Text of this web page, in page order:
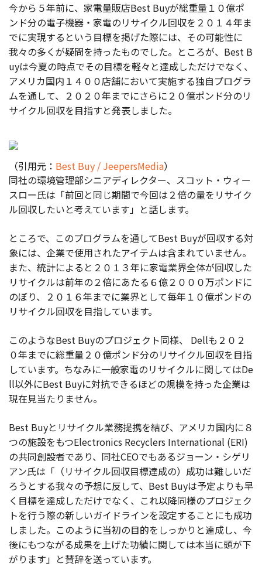
03-6432-0346
電話受付：平日 10:00~17:00
お問い合わせ
今から５年前に、家電量販店Best Buyが総重量１０億ポ
ンド分の電子機器・家電のリサイクル回収を ２０１４年ま
でに実現するという目標を掲げた際には、その可能性に
我々の多くが疑問を持ったものでした。ところが、Best B
uyは今夏の時点でその目標を軽々と達成しただけでなく、
アメリカ国内１４００店舗において実施する独自プログラ
ムを通して、２０２０年までにさらに２０億ポンド分のリ
サイクル回収を目指すと発表しました。
（引用元： Best Buy / JeepersMedia）
同社の環境管理部シニアディレクター、スコット・ウィー
スロー氏は「前回と同じ期間で今回は２倍の量をリサイク
ル回収したいと考えています」と話します。
ところで、このプログラムを通してBest Buyが回収する対
象には、企業で使用されたアイテムは含まれていません。
また、統計によると２０１３年に家電業界全体が回収した
リサイクルは前年の２倍にあたる６億２０００万ポンドに
のぼり、２０１６年までに業界として毎年１０億ポンドの
リサイクル回収を目指しています。
このようなBest Buyのプロジェクト同様、 Dellも２０２
０年までに総重量２０億ポンド分のリサイクル回収を目指
しています。ちなみに一般家電のリサイクルに関してはDe
ll以外にBest Buyに対抗できるほどの規模を持った企業は
現在見当たりません。
Best Buyとリサイクル業務提携を結び、アメリカ国内に８
つの施設をもつElectronics Recyclers International (ERI)
の共同創設者であり、同社CEOでもあるジョーン・シゲリ
アン氏は「（リサイクル回収目標達成の）成功は難しいだ
ろうとする我々の予想に反して、Best Buyは予定よりも早
く目標を達成しただけでなく、これ以降同様のプロジェク
トを行う際の新しいガイドラインを設定することにも成功
しました。このように当初の目的をしっかりと達成し、今
後にもつながる成果を上げた功績に関しては本当に頭が下
がります」と賛辞を送っています。